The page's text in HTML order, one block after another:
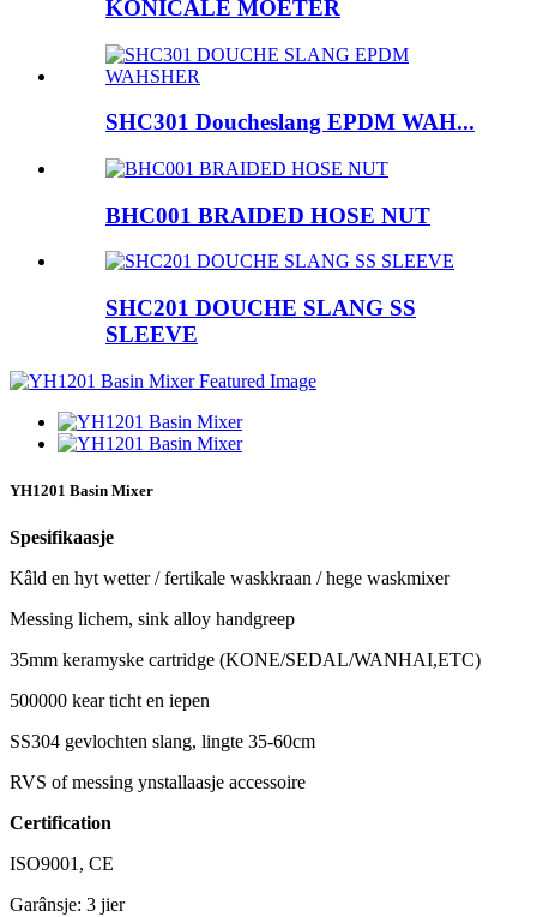
KONICALE MOETER
SHC301 Doucheslang EPDM WAH...
BHC001 BRAIDED HOSE NUT
SHC201 DOUCHE SLANG SS
SLEEVE
YH1201 Basin Mixer
Spesifikaasje
Kâld en hyt wetter / fertikale waskkraan / hege waskmixer
Messing lichem, sink alloy handgreep
35mm keramyske cartridge (KONE/SEDAL/WANHAI,ETC)
500000 kear ticht en iepen
SS304 gevlochten slang, lingte 35-60cm
RVS of messing ynstallaasje accessoire
Certification
ISO9001, CE
Garânsje: 3 jier